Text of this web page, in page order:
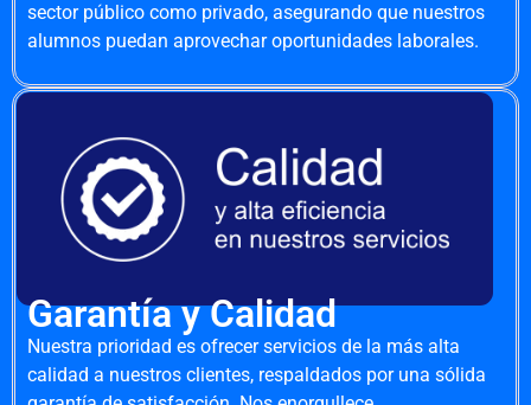
sector público como privado, asegurando que nuestros
alumnos puedan aprovechar oportunidades laborales.
Garantía y Calidad
Nuestra prioridad es ofrecer servicios de la más alta
calidad a nuestros clientes, respaldados por una sólida